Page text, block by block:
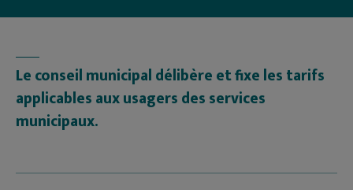
Le conseil municipal délibère et fixe les tarifs
applicables aux usagers des services
municipaux.